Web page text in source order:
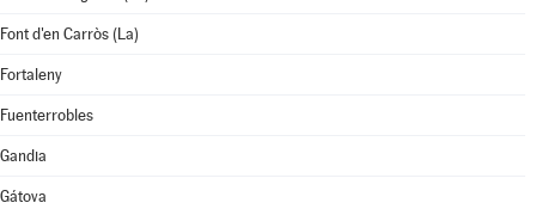
Font d'en Carròs (La)
Fortaleny
Fuenterrobles
Gandia
Gátova